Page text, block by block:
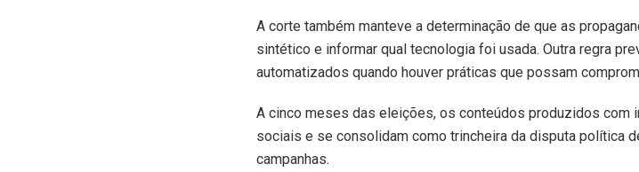
A corte também manteve a determinação de que as
sintético e informar qual tecnologia foi usada. Outra regra
automatizados quando houver práticas que possam
A cinco meses das eleições, os conteúdos produzidos com
sociais e se consolidam como trincheira da disputa política
campanhas.